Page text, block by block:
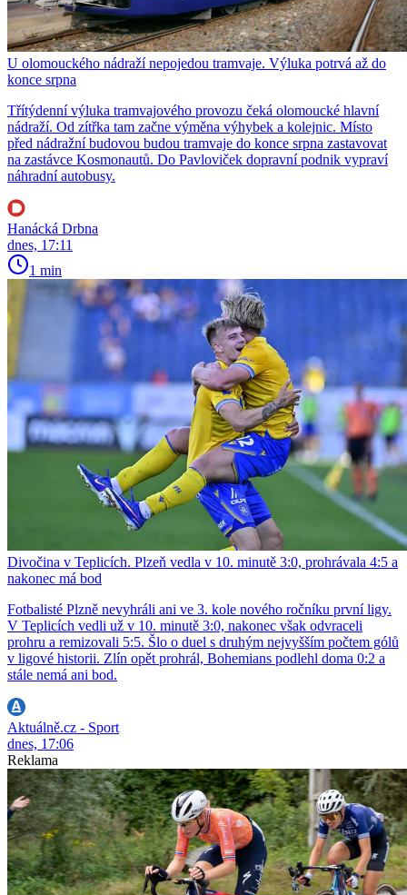
U olomouckého nádraží nepojedou tramvaje. Výluka potrvá až do
konce srpna
Třítýdenní výluka tramvajového provozu čeká olomoucké hlavní
nádraží. Od zítřka tam začne výměna výhybek a kolejnic. Místo
před nádražní budovou budou tramvaje do konce srpna zastavovat
na zastávce Kosmonautů. Do Pavloviček dopravní podnik vypraví
náhradní autobusy.
Hanácká Drbna
dnes, 17:11
1 min
Divočina v Teplicích. Plzeň vedla v 10. minutě 3:0, prohrávala 4:5 a
nakonec má bod
Fotbalisté Plzně nevyhráli ani ve 3. kole nového ročníku první ligy.
V Teplicích vedli už v 10. minutě 3:0, nakonec však odvraceli
prohru a remizovali 5:5. Šlo o duel s druhým nejvyšším počtem gólů
v ligové historii. Zlín opět prohrál, Bohemians podlehl doma 0:2 a
stále nemá ani bod.
Aktuálně.cz - Sport
dnes, 17:06
Reklama